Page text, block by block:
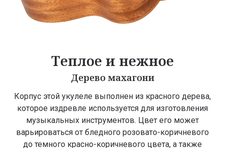
Теплое и нежное
Дерево махагони
Корпус этой укулеле выполнен из красного дерева,
которое издревле используется для изготовления
музыкальных инструментов. Цвет его может
варьироваться от бледного розовато-коричневого
до темного красно-коричневого цвета, а также